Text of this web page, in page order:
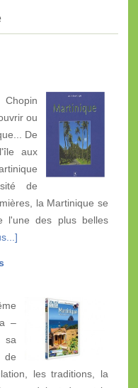
ou
De
aux
de
la Martinique se
l'une des plus belles
–
sa
de
les traditions, la